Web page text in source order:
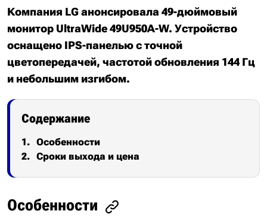
Компания LG анонсировала 49-дюймовый
монитор UltraWide 49U950A-W. Устройство
оснащено IPS-панелью с точной
цветопередачей, частотой обновления 144 Гц
и небольшим изгибом.
Содержание
Особенности
Сроки выхода и цена
Особенности